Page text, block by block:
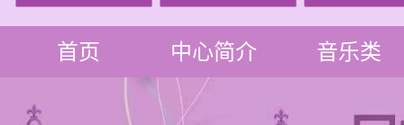
首页 中心简介 音乐类